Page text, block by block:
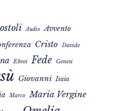
Audio Avvento
Cristo Davide
Ebrei Fede Genesi
Giovanni Isaia
Marco Maria Vergine